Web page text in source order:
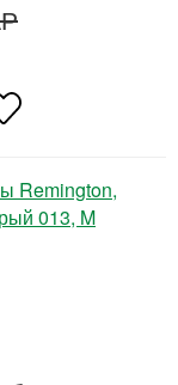
Remington,
013, M